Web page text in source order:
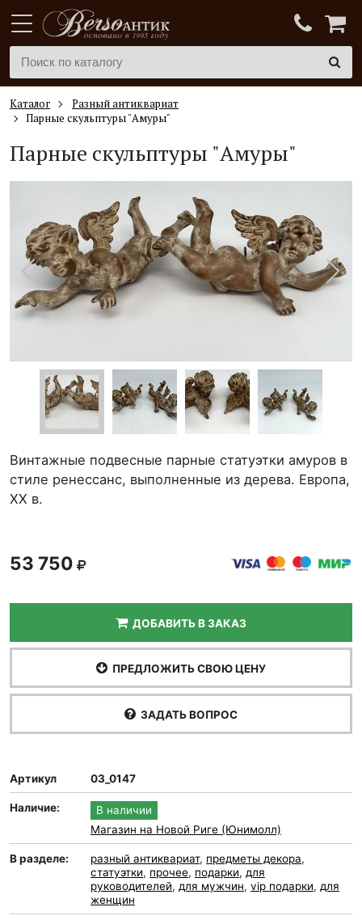
Каталог
Разный антиквариат
Парные скульптуры "Амуры"
Парные скульптуры "Амуры"
Винтажные подвесные парные статуэтки амуров в
стиле ренессанс, выполненные из дерева. Европа,
ХХ в.
53 750
ДОБАВИТЬ В ЗАКАЗ
ПРЕДЛОЖИТЬ СВОЮ ЦЕНУ
ЗАДАТЬ ВОПРОС
Артикул 03_0147
Наличие:
В наличии
Магазин на Новой Риге (Юнимолл)
В разделе: разный антиквариат, предметы декора,
статуэтки, прочее, подарки, для
руководителей, для мужчин, vip подарки, для
женщин